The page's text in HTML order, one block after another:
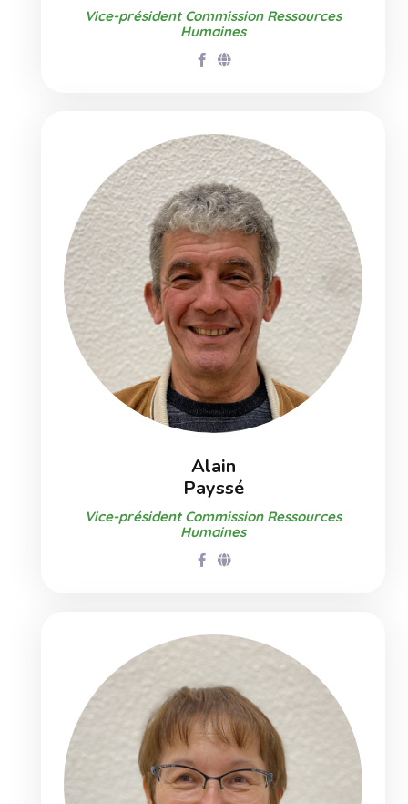
Vice-président Commission Ressources
Humaines
Alain
Payssé
Vice-président Commission Ressources
Humaines